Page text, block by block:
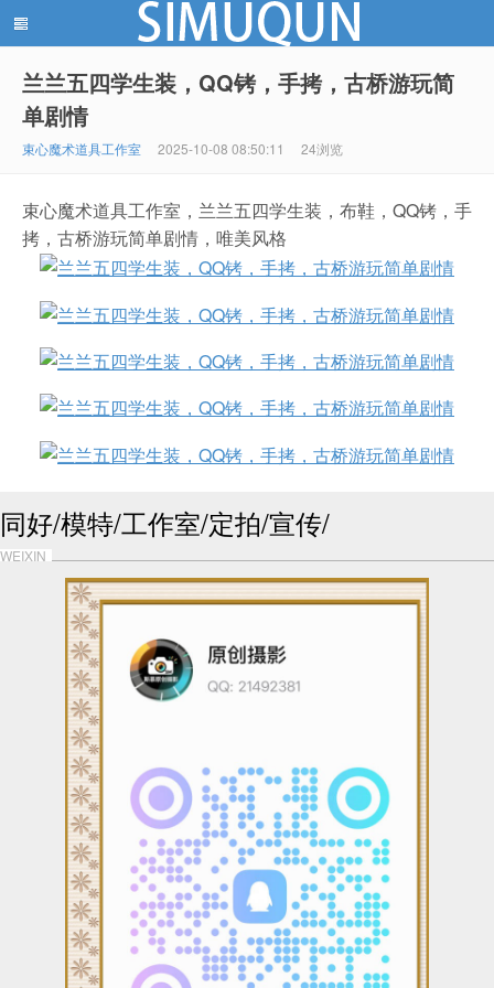
绳567(sheng567.com) - 绳艺工作室 - 绳艺照片 - 绳艺
视频 - 绳模推荐网站！
兰兰五四学生装，QQ铐，手拷，古桥游玩简
单剧情
束心魔术道具工作室 2025-10-08 08:50:11 24浏览
束心魔术道具工作室，兰兰五四学生装，布鞋，QQ铐，手
拷，古桥游玩简单剧情，唯美风格
同好/模特/工作室/定拍/宣传/
WEIXIN